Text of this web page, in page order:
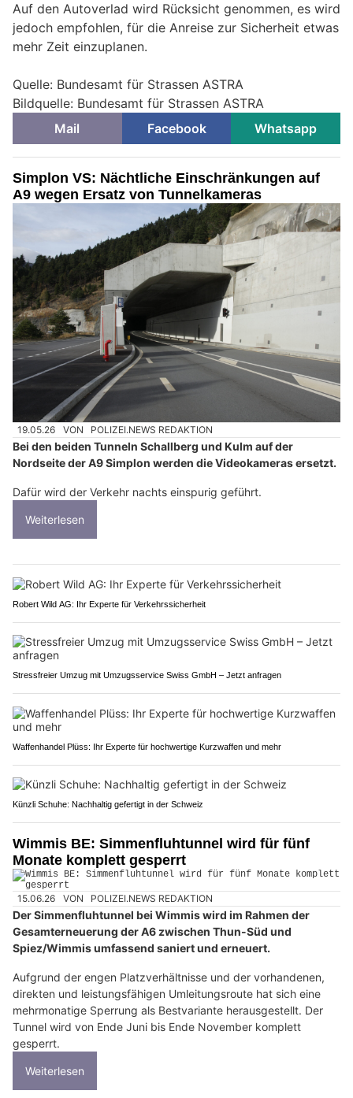
Auf den Autoverlad wird Rücksicht genommen, es wird
jedoch empfohlen, für die Anreise zur Sicherheit etwas
mehr Zeit einzuplanen.
Quelle: Bundesamt für Strassen ASTRA
Bildquelle: Bundesamt für Strassen ASTRA
Mail
Facebook Whatsapp
Simplon VS: Nächtliche Einschränkungen auf
A9 wegen Ersatz von Tunnelkameras
19.05.26 VON POLIZEI.NEWS REDAKTION
Bei den beiden Tunneln Schallberg und Kulm auf der
Nordseite der A9 Simplon werden die Videokameras ersetzt.
Dafür wird der Verkehr nachts einspurig geführt.
Weiterlesen
Robert Wild AG: Ihr Experte für Verkehrssicherheit
Stressfreier Umzug mit Umzugsservice Swiss GmbH – Jetzt anfragen
Waffenhandel Plüss: Ihr Experte für hochwertige Kurzwaffen und mehr
Künzli Schuhe: Nachhaltig gefertigt in der Schweiz
Wimmis BE: Simmenfluhtunnel wird für fünf
Monate komplett gesperrt
15.06.26 VON POLIZEI.NEWS REDAKTION
Der Simmenfluhtunnel bei Wimmis wird im Rahmen der
Gesamterneuerung der A6 zwischen Thun-Süd und
Spiez/Wimmis umfassend saniert und erneuert.
Aufgrund der engen Platzverhältnisse und der vorhandenen,
direkten und leistungsfähigen Umleitungsroute hat sich eine
mehrmonatige Sperrung als Bestvariante herausgestellt. Der
Tunnel wird von Ende Juni bis Ende November komplett
gesperrt.
Weiterlesen